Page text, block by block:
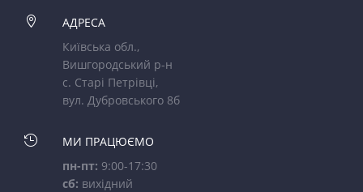

АДРЕСА
Київська обл.,
Вишгородський р-н
с. Старі Петрівці,
вул. Дубровського 8б

МИ ПРАЦЮЄМО
пн-пт: 9:00-17:30
сб: вихідний